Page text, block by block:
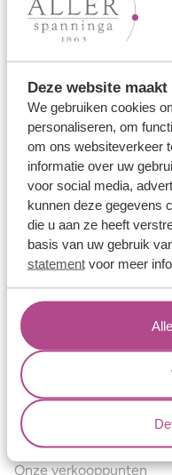
Deze website
We gebruiken cookies
personaliseren, om
om ons websiteverkeer
informatie over uw
voor social media,
kunnen deze gegevens
die u aan ze heeft
basis van uw gebruik
statementvoor meer
Ons aanbod
Trouwringen
Verlovingsringen
Vriendschapsringen
Over ons
Aller Spanninga
Historie
Certificaten
Blogs
Jouw voordelen
Conflictvrije Materialen
Oneindig veel
Kwaliteit
Juweliers & Contact
Onze verkooppunten